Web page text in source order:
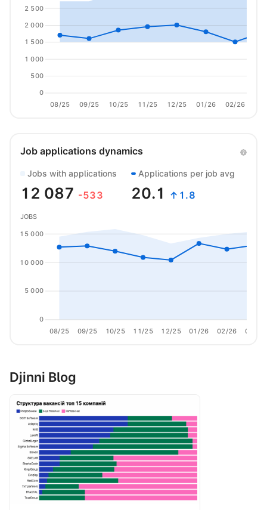
08/25 09/25 10/25 11/25 12/25 01/26 02/26
0
500
1 000
1 500
2 000
2 500
Job applications dynamics
Jobs with applications
12 087 -533
Applications per job avg
20.1 ↑1.8
08/25 09/25 10/25 11/25 12/25 01/26 02/26 03/26
0
5 000
10 000
15 000
JOBS
Djinni Blog